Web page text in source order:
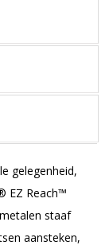
gelegenheid,
EZ Reach™
staaf
aansteken,